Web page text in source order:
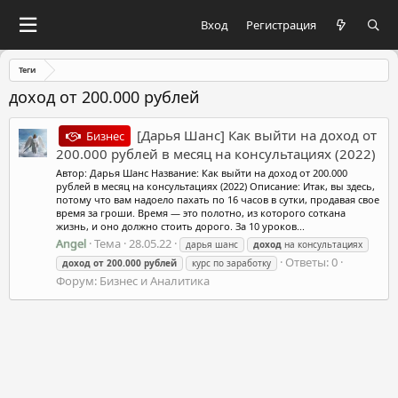
Вход Регистрация
Теги
доход от 200.000 рублей
Бизнес
[Дарья Шанс] Как выйти на доход от
200.000 рублей в месяц на консультациях (2022)
Автор: Дарья Шанс Название: Как выйти на доход от 200.000
рублей в месяц на консультациях (2022) Описание: Итак, вы здесь,
потому что вам надоело пахать по 16 часов в сутки, продавая свое
время за гроши. Время — это полотно, из которого соткана
жизнь, и оно должно стоить дорого. За 10 уроков...
Angel Тема 28.05.22 дарья шанс доход на консультациях
доход от 200.000 рублей курс по заработку
Ответы: 0
Форум: Бизнес и Аналитика